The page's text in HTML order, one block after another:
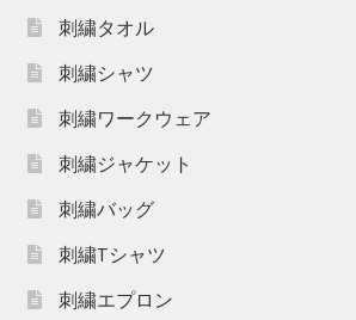
刺繍タオル
刺繍シャツ
刺繍ワークウェア
刺繍ジャケット
刺繍バッグ
刺繍Tシャツ
刺繍エプロン